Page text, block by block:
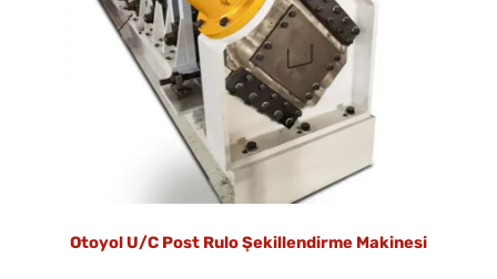
Otoyol U/C Post Rulo Şekillendirme Makinesi